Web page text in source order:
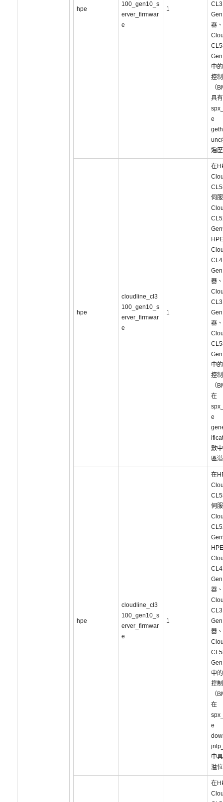
hpe
100_gen10_s
erver_firmwar
e
1
器
中
控
（
具
e
unc
遍
hpe
cloudline_cl3
100_gen10_s
erver_firmwar
e
1
在
伺
HPE
器
器
中
控
（
在
e
數
區
hpe
cloudline_cl3
100_gen10_s
erver_firmwar
e
1
在
伺
HPE
器
器
中
控
（
在
e
中
溢
在